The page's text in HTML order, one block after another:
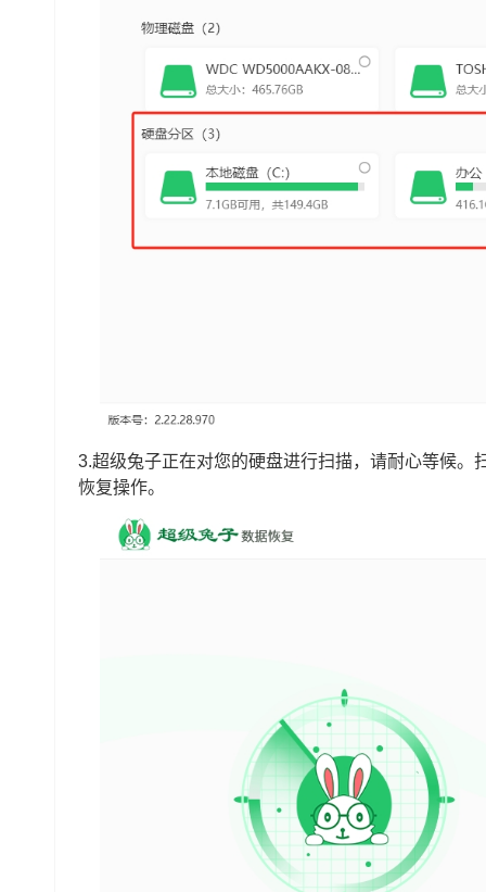
3.超级兔子正在对您的硬盘进行扫描，请耐心等候。
恢复操作。